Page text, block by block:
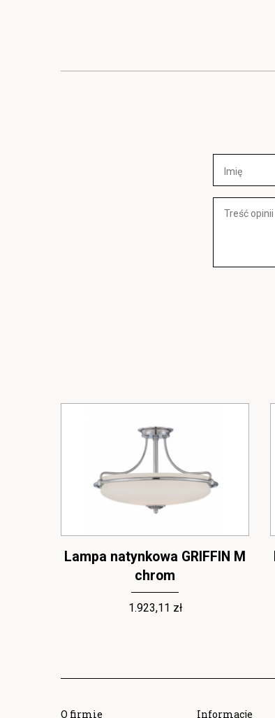
Lampa natynkowa GRIFFIN M
chrom
1.923,11 zł
O firmie Informacje